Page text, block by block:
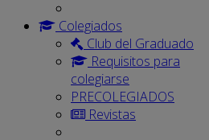
Colegiados
Club del Graduado
Requisitos para
colegiarse
PRECOLEGIADOS
Revistas